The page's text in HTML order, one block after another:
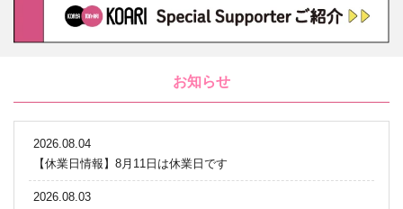
お知らせ
2026.08.04
【休業日情報】8月11日は休業日です
2026.08.03